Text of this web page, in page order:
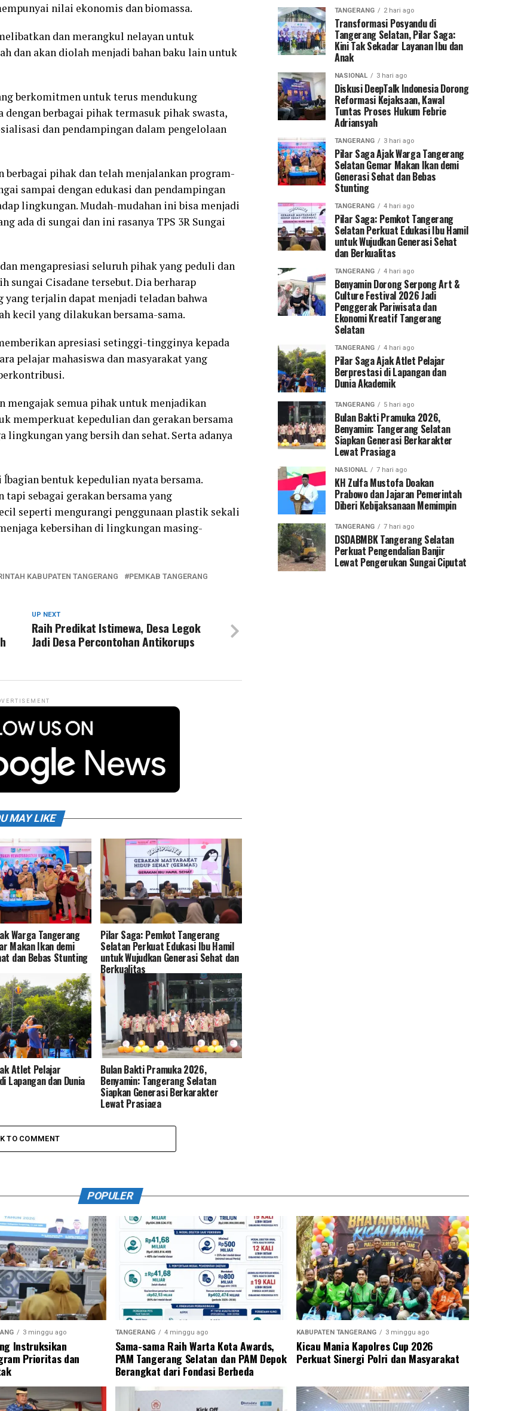
nilai ekonomis dan biomassa.
dan merangkul nelayan untuk
dan akan diolah menjadi bahan baku lain untuk
berkomitmen untuk terus mendukung
berbagai pihak termasuk pihak swasta,
dan pendampingan dalam pengelolaan
berbagai pihak dan telah menjalankan program-
sampai dengan edukasi dan pendampingan
lingkungan. Mudah-mudahan ini bisa menjadi
ada di sungai dan ini rasanya TPS 3R Sungai
mengapresiasi seluruh pihak yang peduli dan
sungai Cisadane tersebut. Dia berharap
yang terjalin dapat menjadi teladan bahwa
kecil yang dilakukan bersama-sama.
apresiasi setinggi-tingginya kepada
pelajar mahasiswa dan masyarakat yang
mengajak semua pihak untuk menjadikan
memperkuat kepedulian dan gerakan bersama
yang bersih dan sehat. Serta adanya
bentuk kepedulian nyata bersama.
sebagai gerakan bersama yang
seperti mengurangi penggunaan plastik sekali
kebersihan di lingkungan masing-
KABUPATEN TANGERANG
PEMKAB TANGERANG
UP NEXT
Raih Predikat Istimewa, Desa Legok
Jadi Desa Percontohan Antikorups
MAY LIKE
Warga Tangerang
Makan Ikan demi
dan Bebas Stunting
Pilar Saga: Pemkot Tangerang
Selatan Perkuat Edukasi Ibu Hamil
untuk Wujudkan Generasi Sehat dan
Berkualitas
Atlet Pelajar
Lapangan dan Dunia
Bulan Bakti Pramuka 2026,
Benyamin: Tangerang Selatan
Siapkan Generasi Berkarakter
Lewat Prasiaga
TO COMMENT
TANGERANG 2 hari ago
Transformasi Posyandu di
Tangerang Selatan, Pilar Saga:
Kini Tak Sekadar Layanan Ibu dan
Anak
NASIONAL 3 hari ago
Diskusi DeepTalk Indonesia Dorong
Reformasi Kejaksaan, Kawal
Tuntas Proses Hukum Febrie
Adriansyah
TANGERANG 3 hari ago
Pilar Saga Ajak Warga Tangerang
Selatan Gemar Makan Ikan demi
Generasi Sehat dan Bebas
Stunting
TANGERANG 4 hari ago
Pilar Saga: Pemkot Tangerang
Selatan Perkuat Edukasi Ibu Hamil
untuk Wujudkan Generasi Sehat
dan Berkualitas
TANGERANG 4 hari ago
Benyamin Dorong Serpong Art &
Culture Festival 2026 Jadi
Penggerak Pariwisata dan
Ekonomi Kreatif Tangerang
Selatan
TANGERANG 4 hari ago
Pilar Saga Ajak Atlet Pelajar
Berprestasi di Lapangan dan
Dunia Akademik
TANGERANG 5 hari ago
Bulan Bakti Pramuka 2026,
Benyamin: Tangerang Selatan
Siapkan Generasi Berkarakter
Lewat Prasiaga
NASIONAL 7 hari ago
KH Zulfa Mustofa Doakan
Prabowo dan Jajaran Pemerintah
Diberi Kebijaksanaan Memimpin
TANGERANG 7 hari ago
DSDABMBK Tangerang Selatan
Perkuat Pengendalian Banjir
Lewat Pengerukan Sungai Ciputat
POPULER
3 minggu ago
Instruksikan
Prioritas dan
TANGERANG 4 minggu ago
Sama-sama Raih Warta Kota Awards,
PAM Tangerang Selatan dan PAM Depok
Berangkat dari Fondasi Berbeda
KABUPATEN TANGERANG 3 minggu ago
Kicau Mania Kapolres Cup 2026
Perkuat Sinergi Polri dan Masyarakat